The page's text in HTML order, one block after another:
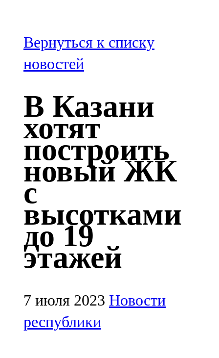
100,3 FM
Зәй
106,6 FM
Кадыбаш
105,2 FM
Казан
91,5 FM
Кайбыч
106,1 FM
Кама тамагы
71,51 FM
Кукмара
107,9 FM
Лениногорский
102,1 FM
Вернуться к списку
новостей
В Казани
хотят
построить
новый ЖК
с
высотками
до 19
этажей
7 июля 2023 Новости
республики